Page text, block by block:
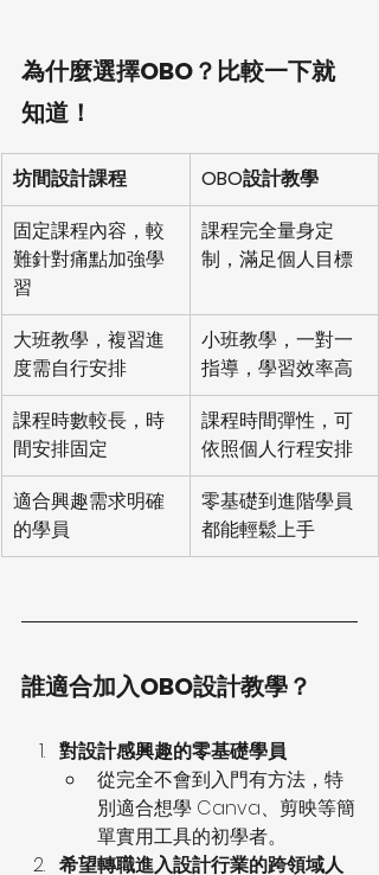
為什麼選擇OBO？比較一下就
知道！
坊間設計課程
OBO設計教學
固定課程內容，較
難針對痛點加強學
習
課程完全量身定
制，滿足個人目標
大班教學，複習進
度需自行安排
小班教學，一對一
指導，學習效率高
課程時數較長，時
間安排固定
課程時間彈性，可
依照個人行程安排
適合興趣需求明確
的學員
零基礎到進階學員
都能輕鬆上手
誰適合加入OBO設計教學？
對設計感興趣的零基礎學員
從完全不會到入門有方法，特
別適合想學 Canva、剪映等簡
單實用工具的初學者。
希望轉職進入設計行業的跨領域人